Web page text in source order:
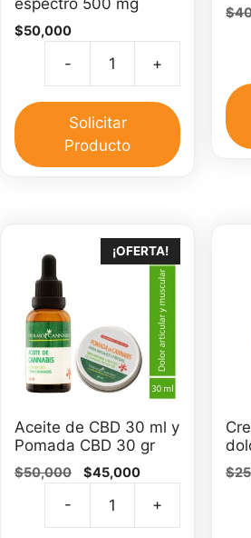
espectro 500 mg
$50,000
-
full
espectro
+
Solicitar
Producto
$
¡OFERTA!
Aceite de CBD 30 ml y
Pomada CBD 30 gr
$50,000
El
original
era:
$45,000El
actual
es:
- +
$